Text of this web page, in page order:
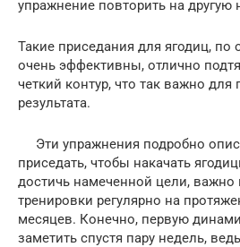
упражнение повторить на другую
Такие приседания для ягодиц, по
очень эффективны, отлично
четкий контур, что так важно для
результата.
Эти упражнения подробно
приседать, чтобы накачать
достичь намеченной цели, важно
тренировки регулярно на
месяцев. Конечно, первую
заметить спустя пару недель,